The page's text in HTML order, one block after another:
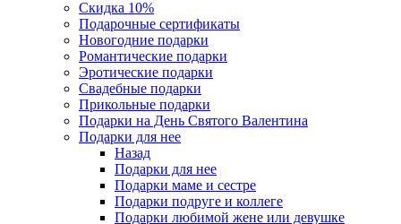
Скидка 10%
Подарочные сертификаты
Новогодние подарки
Романтические подарки
Эротические подарки
Свадебные подарки
Прикольные подарки
Подарки на День Святого Валентина
Подарки для нее
Назад
Подарки для нее
Подарки маме и сестре
Подарки подруге и коллеге
Подарки любимой жене или девушке